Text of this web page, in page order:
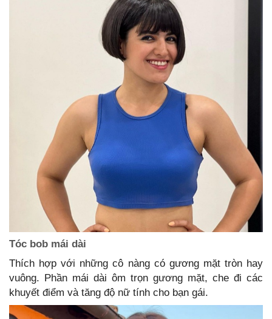
Tóc bob mái dài
Thích hợp với những cô nàng có gương mặt tròn hay
vuông. Phần mái dài ôm trọn gương mặt, che đi các
khuyết điểm và tăng độ nữ tính cho bạn gái.